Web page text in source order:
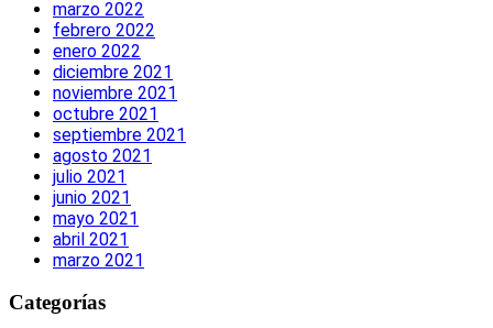
marzo 2022
febrero 2022
enero 2022
diciembre 2021
noviembre 2021
octubre 2021
septiembre 2021
agosto 2021
julio 2021
junio 2021
mayo 2021
abril 2021
marzo 2021
Categorías